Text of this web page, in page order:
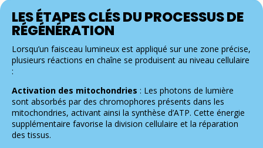
LES ÉTAPES CLÉS DU PROCESSUS DE
RÉGÉNÉRATION
Lorsqu’un faisceau lumineux est appliqué sur une zone précise,
plusieurs réactions en chaîne se produisent au niveau cellulaire
:
Activation des mitochondries : Les photons de lumière
sont absorbés par des chromophores présents dans les
mitochondries, activant ainsi la synthèse d’ATP. Cette énergie
supplémentaire favorise la division cellulaire et la réparation
des tissus.